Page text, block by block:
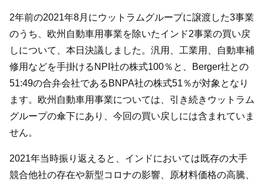
2年前の2021年8月にウットラムグループに譲渡した3事業
のうち、欧州自動車用事業を除いたインド2事業の買い戻
しについて、本日決議しました。汎用、工業用、自動車補
修用などを手掛けるNPI社の株式100％と、Berger社との
51:49の合弁会社であるBNPA社の株式51％が対象となり
ます。欧州自動車用事業については、引き続きウットラム
グループの傘下にあり、今回の買い戻しには含まれていま
せん。
2021年当時振り返えると、インドにおいては既存の大手
競合他社の存在や新型コロナの影響、原材料価格の高騰、